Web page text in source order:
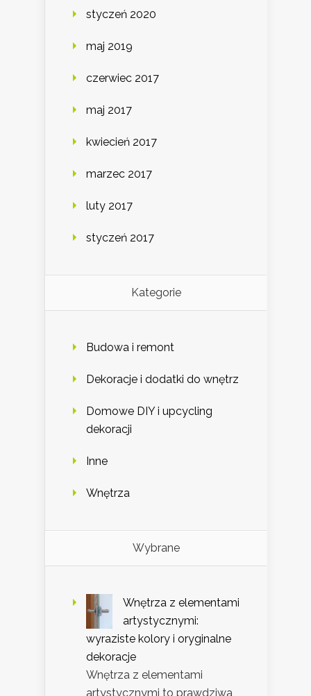
styczeń 2020
maj 2019
czerwiec 2017
maj 2017
kwiecień 2017
marzec 2017
luty 2017
styczeń 2017
Kategorie
Budowa i remont
Dekoracje i dodatki do wnętrz
Domowe DIY i upcycling
dekoracji
Inne
Wnętrza
Wybrane
Wnętrza z elementami
artystycznymi:
wyraziste kolory i oryginalne
dekoracje
Wnętrza z elementami
artystycznymi to prawdziwa